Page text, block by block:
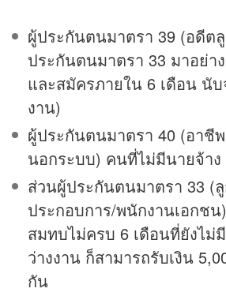
ผู้ประกันตนมาตรา 39 (อดีต
ประกันตนมาตรา 33 มาอย่า
และสมัครภายใน 6 เดือน นั
งาน)
ผู้ประกันตนมาตรา 40 (อาชี
นอกระบบ) คนที่ไม่มีนายจ้าง
ส่วนผู้ประกันตนมาตรา 33 (
ประกอบการ/พนักงานเอกชน
สมทบไม่ครบ 6 เดือนที่ยังไม่
ว่างงาน ก็สามารถรับเงิน
กัน